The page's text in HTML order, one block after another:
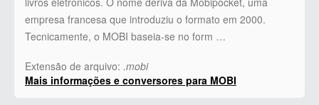
empresa francesa que introduziu o formato em 2000.
Tecnicamente, o MOBI baseia-se no form …
Extensão de arquivo: .mobi
Mais informações e conversores para MOBI